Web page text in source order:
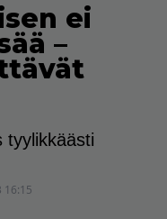
ei
–
tyylikkäästi
16:15